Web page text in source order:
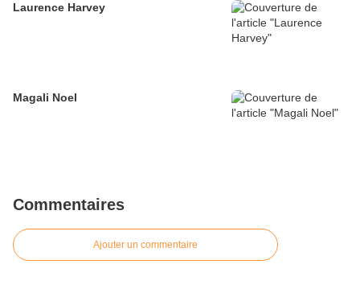
Laurence Harvey
Magali Noel
Commentaires
Ajouter un commentaire